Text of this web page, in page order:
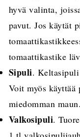
hyvä valinta,
pavut. Jos käytät
tomaattikastike
Sipuli.
Voit myös
miedomman maun.
Valkosipuli.